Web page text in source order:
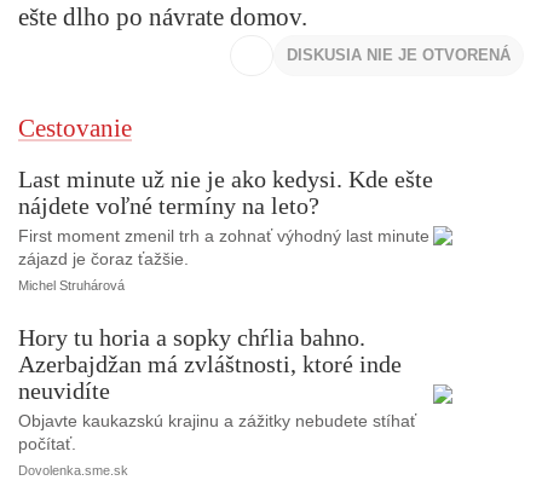
ešte dlho po návrate domov.
DISKUSIA NIE JE OTVORENÁ
Cestovanie
Last minute už nie je ako kedysi. Kde ešte
nájdete voľné termíny na leto?
First moment zmenil trh a zohnať výhodný last minute
zájazd je čoraz ťažšie.
Michel Struhárová
Hory tu horia a sopky chŕlia bahno.
Azerbajdžan má zvláštnosti, ktoré inde
neuvidíte
Objavte kaukazskú krajinu a zážitky nebudete stíhať
počítať.
Dovolenka.sme.sk